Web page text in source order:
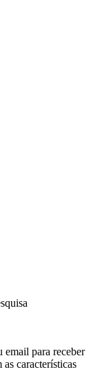
email para receber
características